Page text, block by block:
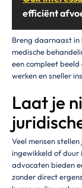
efficiënt
Breng daarnaast in
medische
een compleet
werken en sneller
Laat je
Veel mensen
ingewikkeld of duur
advocaten bieden
zonder direct